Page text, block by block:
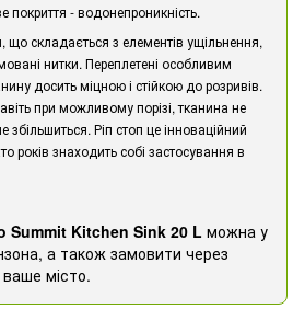
покриття - водонепроникність.
що складається з елементів ущільнення,
нитки. Переплетені особливим
досить міцною і стійкою до розривів.
при можливому порізі, тканина не
збільшиться. Ріп стоп це інноваційний
років знаходить собі застосування в
Summit Kitchen Sink 20 L можна у
а також замовити через
місто.